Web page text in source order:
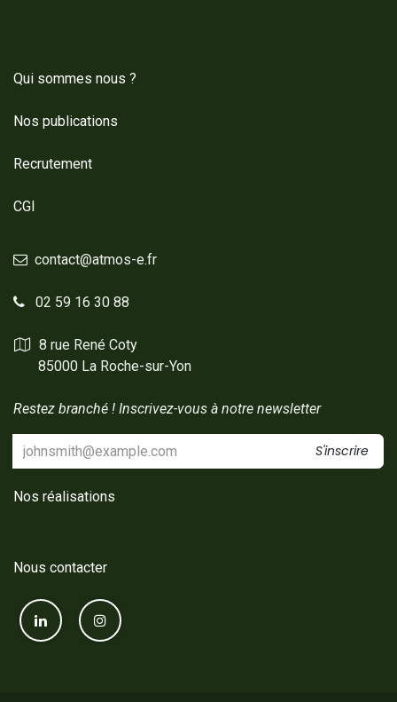
Qui sommes nous ?
Nos publications
Recrutement
CGI
contact@atmos-e.fr
02 59 16 30 88
8 rue René Coty
85000 La Roche-sur-Yon
Restez branché ! Inscrivez-vous à notre newsletter
S'inscrire
Nos réalisations
Nous contacter